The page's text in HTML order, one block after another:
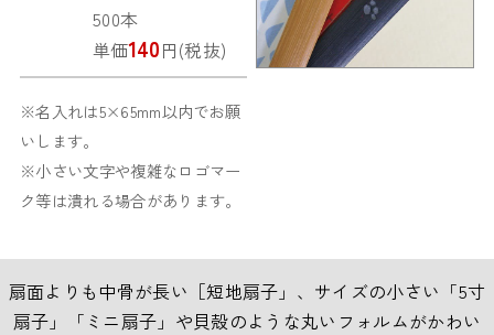
500本
単価140円(税抜)
※名入れは5×65mm以内でお願
いします。
※小さい文字や複雑なロゴマー
ク等は潰れる場合があります。
扇面よりも中骨が長い［短地扇子」、サイズの小さい「5寸
扇子」「ミニ扇子」や貝殻のような丸いフォルムがかわい